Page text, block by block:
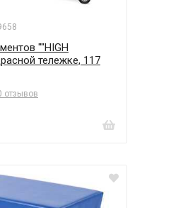
""HIGH
тележке, 117
отзывов